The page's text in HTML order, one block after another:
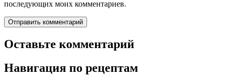
последующих моих комментариев.
Оставьте комментарий
Навигация по рецептам